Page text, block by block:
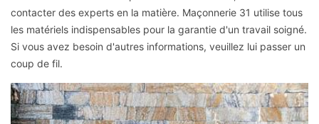
contacter des experts en la matière. Maçonnerie 31 utilise tous
les matériels indispensables pour la garantie d'un travail soigné.
Si vous avez besoin d'autres informations, veuillez lui passer un
coup de fil.